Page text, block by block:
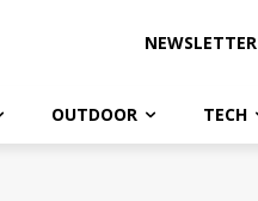
NEWSLETTER
OUTDOOR TECH